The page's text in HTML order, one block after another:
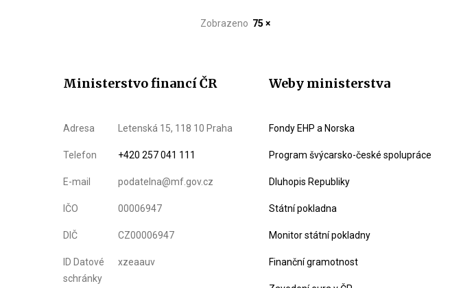
Zobrazeno 75 ×
Ministerstvo financí ČR
Adresa Letenská 15, 118 10 Praha
Telefon +420 257 041 111
E-mail podatelna@mf.gov.cz
IČO 00006947
DIČ CZ00006947
ID Datové
schránky
xzeaauv
Weby ministerstva
Fondy EHP a Norska
Program švýcarsko-české spolupráce
Dluhopis Republiky
Státní pokladna
Monitor státní pokladny
Finanční gramotnost